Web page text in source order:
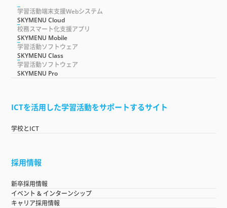
学習活動端末支援Webシステム
SKYMENU Cloud
校務スマート化支援アプリ
SKYMENU Mobile
学習活動ソフトウェア
SKYMENU Class
学習活動ソフトウェア
SKYMENU Pro
ICTを活用した学習活動をサポートするサイト
学校とICT
採用情報
新卒採用情報
イベント & インターンシップ
キャリア採用情報